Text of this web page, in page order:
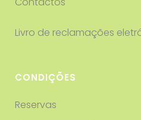
Livro de reclamações
CONDIÇÕES
Reservas